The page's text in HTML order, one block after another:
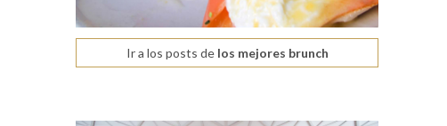
Ir a los posts delos mejores brunch